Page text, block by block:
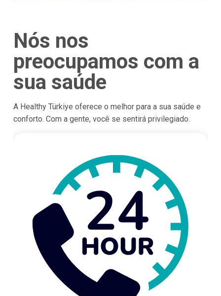
Nós nos
preocupamos com a
sua saúde
A Healthy Türkiye oferece o melhor para a sua saúde e
conforto. Com a gente, você se sentirá privilegiado.